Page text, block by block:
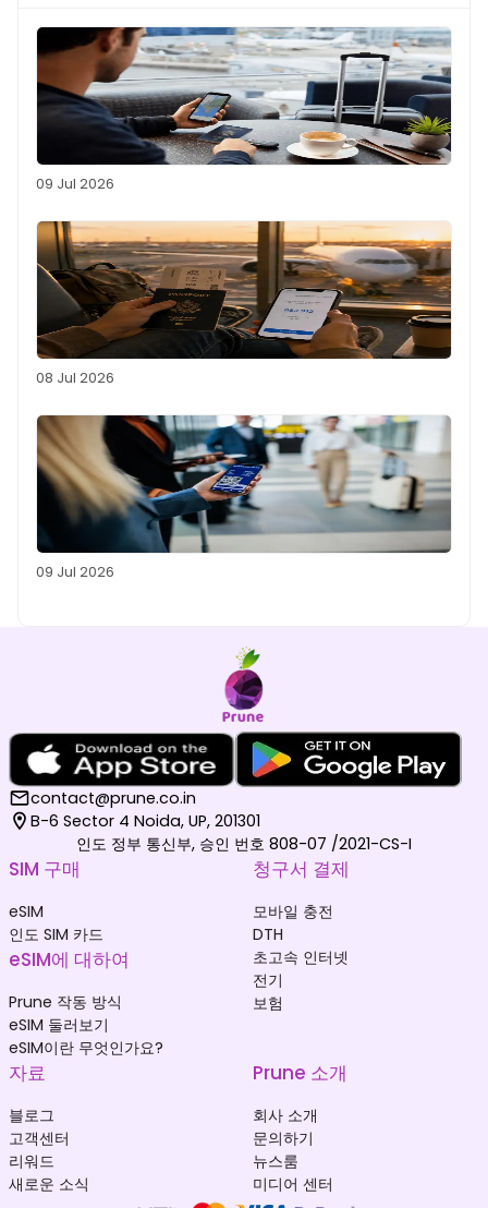
09 Jul 2026
08 Jul 2026
09 Jul 2026
contact@prune.co.in
B-6 Sector 4 Noida, UP, 201301
인도 정부 통신부, 승인 번호 808-07 /2021-CS-I
SIM 구매
eSIM
인도 SIM 카드
eSIM에 대하여
Prune 작동 방식
eSIM 둘러보기
eSIM이란 무엇인가요?
청구서 결제
모바일 충전
DTH
초고속 인터넷
전기
보험
자료
블로그
고객센터
리워드
새로운 소식
Prune 소개
회사 소개
문의하기
뉴스룸
미디어 센터